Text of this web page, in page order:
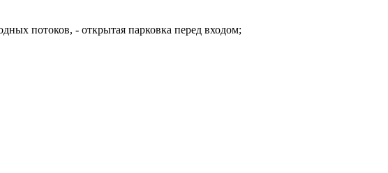
потоков, - открытая парковка перед входом;